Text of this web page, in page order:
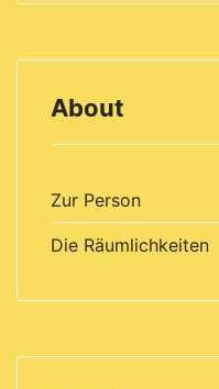
About
Zur Person
Die Räumlichkeiten